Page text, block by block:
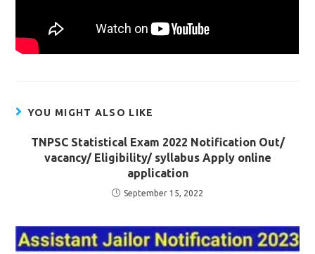
YOU MIGHT ALSO LIKE
TNPSC Statistical Exam 2022 Notification Out/
vacancy/ Eligibility/ syllabus Apply online
application
September 15, 2022